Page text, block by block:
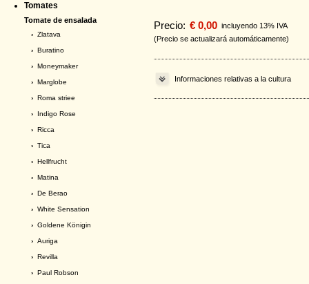
Tomates
Tomate de ensalada
› Zlatava
› Buratino
› Moneymaker
› Marglobe
› Roma striee
› Indigo Rose
› Ricca
› Tica
› Hellfrucht
› Matina
› De Berao
› White Sensation
› Goldene Königin
› Auriga
› Revilla
› Paul Robson
Precio: € 0,00 incluyendo 13% IVA
(Precio se actualizará automáticamente)
Informaciones relativas a la cultura